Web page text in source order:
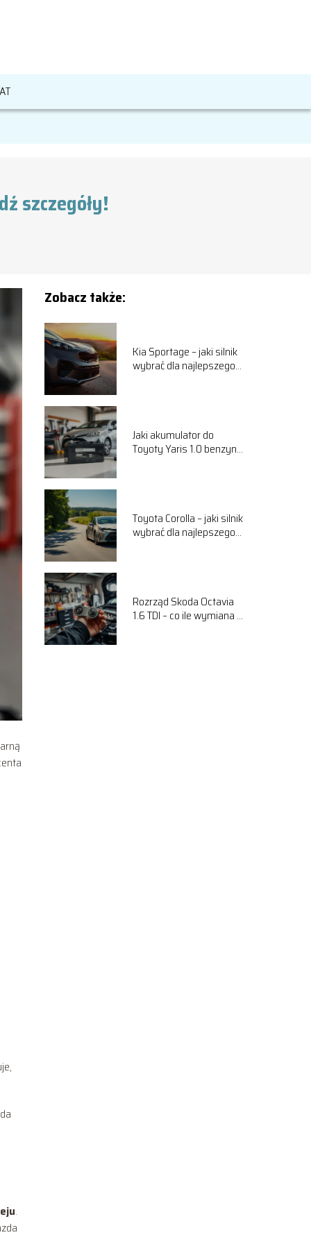
szczegóły!
.
Zobacz także:
Kia Sportage – jaki silnik
wybrać dla najlepszego
Jaki akumulator do
Toyoty Yaris 1.0 benzyna
Toyota Corolla – jaki silnik
wybrać dla najlepszego
Rozrząd Skoda Octavia
1.6 TDI – co ile wymiana i